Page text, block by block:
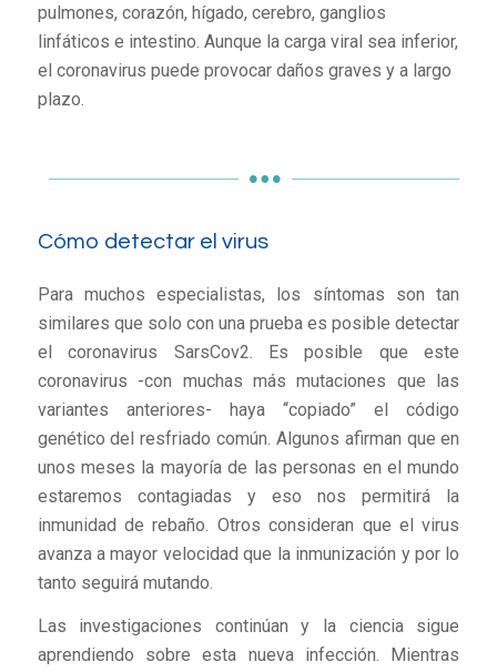
pulmones, corazón, hígado, cerebro, ganglios
linfáticos e intestino. Aunque la carga viral sea inferior,
el coronavirus puede provocar daños graves y a largo
plazo.
Cómo detectar el virus
Para muchos especialistas, los síntomas son tan
similares que solo con una prueba es posible detectar
el coronavirus SarsCov2. Es posible que este
coronavirus -con muchas más mutaciones que las
variantes anteriores- haya “copiado” el código
genético del resfriado común. Algunos afirman que en
unos meses la mayoría de las personas en el mundo
estaremos contagiadas y eso nos permitirá la
inmunidad de rebaño. Otros consideran que el virus
avanza a mayor velocidad que la inmunización y por lo
tanto seguirá mutando.
Las investigaciones continúan y la ciencia sigue
aprendiendo sobre esta nueva infección. Mientras